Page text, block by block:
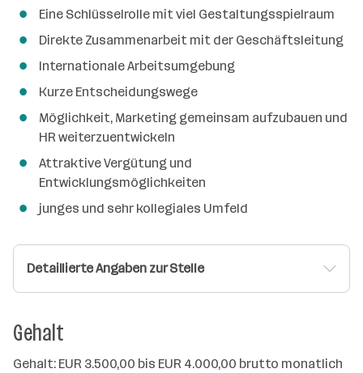
Eine Schlüsselrolle mit viel Gestaltungsspielraum
Direkte Zusammenarbeit mit der Geschäftsleitung
Internationale Arbeitsumgebung
Kurze Entscheidungswege
Möglichkeit, Marketing gemeinsam aufzubauen und
HR weiterzuentwickeln
Attraktive Vergütung und
Entwicklungsmöglichkeiten
junges und sehr kollegiales Umfeld
Detaillierte Angaben zur Stelle
Gehalt
Gehalt: EUR 3.500,00 bis EUR 4.000,00 brutto monatlich